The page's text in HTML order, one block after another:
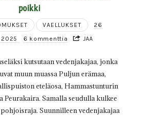
poikki
VAELLUKSET
26
6 kommenttia JAA
kutsutaan vedenjakajaa, jonka
muun muassa Puljun erämaa,
eteläosa, Hammastunturin
Peurakaira. Samalla seudulla kulkee
Suunnilleen vedenjakajaa